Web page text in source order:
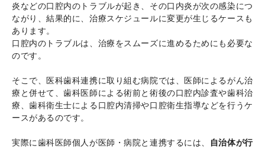
炎などの口腔内のトラブルが起き、その口内炎が次の感染につ
ながり、結果的に、治療スケジュールに変更が生じるケースも
あります。
口腔内のトラブルは、治療をスムーズに進めるためにも必要な
のです。
そこで、医科歯科連携に取り組む病院では、医師によるがん治
療と併せて、歯科医師による術前と術後の口腔内診査や歯科治
療、歯科衛生士による口腔内清掃や口腔衛生指導などを行うケ
ースがあるのです。
実際に歯科医師個人が医師・病院と連携するには、
自治体が行